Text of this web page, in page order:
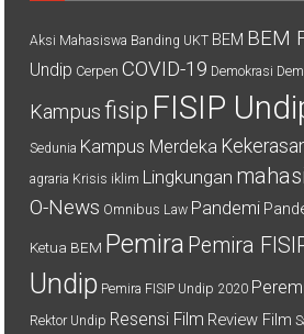
Aksi Mahasiswa Banding UKT BEM BEM
Undip Cerpen COVID-19 Demokrasi
Kampus fisip FISIP
Sedunia Kampus Merdeka
agraria Krisis iklim Lingkungan
O-News Omnibus Law Pandemi
Ketua BEM Pemira Pemira
Undip Pemira FISIP Undip 2020
Rektor Undip Resensi Film Review Film